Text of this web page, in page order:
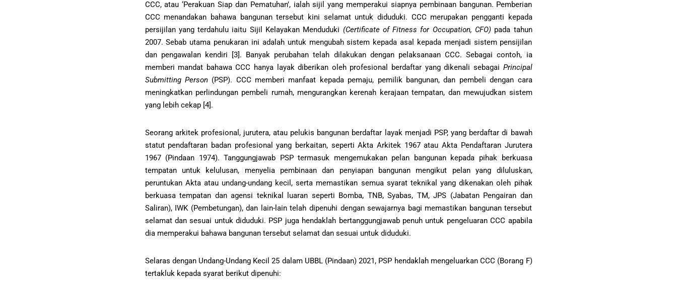
CCC, atau ‘Perakuan Siap dan Pematuhan’, ialah sijil yang memperakui siapnya pembinaan bangunan. Pemberian
CCC menandakan bahawa bangunan tersebut kini selamat untuk diduduki. CCC merupakan pengganti kepada
persijilan yang terdahulu iaitu Sijil Kelayakan Menduduki (Certificate of Fitness for Occupation, CFO)pada tahun
2007. Sebab utama penukaran ini adalah untuk mengubah sistem kepada asal kepada menjadi sistem pensijilan
dan pengawalan kendiri [3]. Banyak perubahan telah dilakukan dengan pelaksanaan CCC. Sebagai contoh, ia
memberi mandat bahawa CCC hanya layak diberikan oleh profesional berdaftar yang dikenali sebagai Principal
Submitting Person(PSP). CCC memberi manfaat kepada pemaju, pemilik bangunan, dan pembeli dengan cara
meningkatkan perlindungan pembeli rumah, mengurangkan kerenah kerajaan tempatan, dan mewujudkan sistem
yang lebih cekap [4].
Seorang arkitek profesional, jurutera, atau pelukis bangunan berdaftar layak menjadi PSP, yang berdaftar di bawah
statut pendaftaran badan profesional yang berkaitan, seperti Akta Arkitek 1967 atau Akta Pendaftaran Jurutera
1967 (Pindaan 1974). Tanggungjawab PSP termasuk mengemukakan pelan bangunan kepada pihak berkuasa
tempatan untuk kelulusan, menyelia pembinaan dan penyiapan bangunan mengikut pelan yang diluluskan,
peruntukan Akta atau undang-undang kecil, serta memastikan semua syarat teknikal yang dikenakan oleh pihak
berkuasa tempatan dan agensi teknikal luaran seperti Bomba, TNB, Syabas, TM, JPS (Jabatan Pengairan dan
Saliran), IWK (Pembetungan), dan lain-lain telah dipenuhi dengan sewajarnya bagi memastikan bangunan tersebut
selamat dan sesuai untuk diduduki. PSP juga hendaklah bertanggungjawab penuh untuk pengeluaran CCC apabila
dia memperakui bahawa bangunan tersebut selamat dan sesuai untuk diduduki.
Selaras dengan Undang-Undang Kecil 25 dalam UBBL (Pindaan) 2021, PSP hendaklah mengeluarkan CCC (Borang F)
tertakluk kepada syarat berikut dipenuhi: